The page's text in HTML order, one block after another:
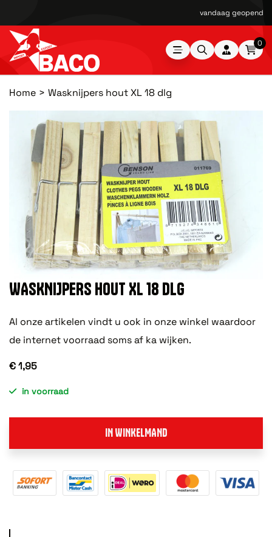
vandaag geopend
0
Home Wasknijpers hout XL 18 dlg
WASKNIJPERS HOUT XL 18 DLG
Al onze artikelen vindt u ook in onze winkel waardoor
de internet voorraad soms af ka wijken.
€ 1,95
in voorraad
IN WINKELMAND